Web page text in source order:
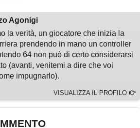
Agonigi
la verità, un giocatore che inizia la
prendendo in mano un controller
64 non può di certo considerarsi
(avanti, venitemi a dire che voi
impugnarlo).
VISUALIZZA IL PROFILO